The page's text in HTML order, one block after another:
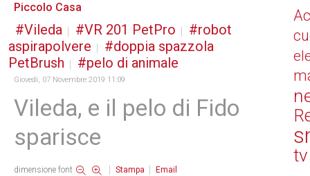
Piccolo Casa
Vileda VR 201 PetPro
robot
aspirapolvere
doppia spazzola
PetBrush
pelo di animale
Giovedì, 07 Novembre 2019 11:09
Vileda, e il pelo di Fido
sparisce
dimensione font Stampa Email
tv